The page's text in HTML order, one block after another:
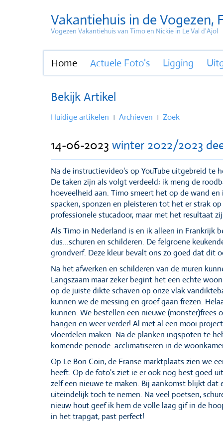
Vakantiehuis in de Vogezen,
Vogezen Vakantiehuis van Timo en Nickie in Le Val d'Ajol
Home Actuele Foto's Ligging
Bekijk Artikel
Huidige artikelen Archieven Zoek
14-06-2023 winter 2022/2023
Na de instructievideo's op YouTube uitgebreid te
De taken zijn als volgt verdeeld; ik meng de
hoeveelheid aan. Timo smeert het op de wand
spacken, sponzen en pleisteren tot het er strak
professionele stucadoor, maar met het resultaat
Als Timo in Nederland is en ik alleen in Frankrijk
dus...schuren en schilderen. De felgroene
grondverf. Deze kleur bevalt ons zo goed dat dit
Na het afwerken en schilderen van de muren
Langszaam maar zeker begint het een echte
op de juiste dikte schaven op onze vlak
kunnen we de messing en groef gaan frezen.
kunnen. We bestellen een nieuwe
hangen en weer verder! Al met al een mooi
vloerdelen maken. Na de planken ingspoten te
komende periode acclimatiseren in de
Op Le Bon Coin, de Franse marktplaats zien we
heeft. Op de foto's ziet ie er ook nog best goed
zelf een nieuwe te maken. Bij aankomst blijkt
uiteindelijk toch te nemen. Na veel poetsen,
nieuw hout geef ik hem de volle laag gif in de
in het trapgat, past perfect!